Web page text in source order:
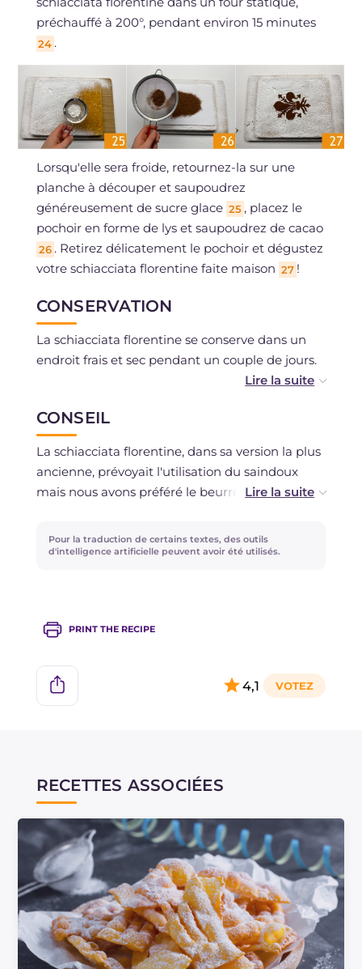
préchauffé à 200°, pendant environ 15 minutes
24 .
Lorsqu'elle sera froide, retournez-la sur une
planche à découper et saupoudrez
généreusement de sucre glace 25 , placez le
pochoir en forme de lys et saupoudrez de cacao
26 . Retirez délicatement le pochoir et dégustez
votre schiacciata florentine faite maison 27 !
CONSERVATION
La schiacciata florentine se conserve dans un
endroit frais et sec pendant un couple de jours.
CONSEIL
La schiacciata florentine, dans sa version la plus
ancienne, prévoyait l'utilisation du saindoux
mais nous avons préféré le beurre qui, bien que
texture tout aussi moelleuse et délicate, mais
avec un goût moins prononcé et un rendu plus
l'autre : clous de girofle, vanille et muscade sont
Pour la traduction de certains textes, des outils
d'intelligence artificielle peuvent avoir été utilisés.
PRINT THE RECIPE
4,1
RECETTES ASSOCIÉES